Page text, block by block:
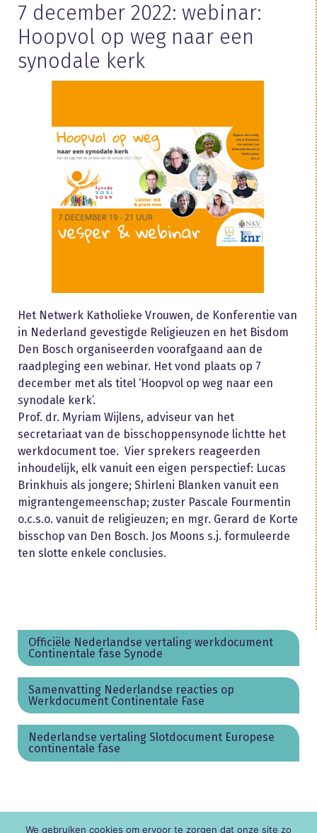
7 december 2022: webinar:
Hoopvol op weg naar een
synodale kerk
Het Netwerk Katholieke Vrouwen, de Konferentie van
in Nederland gevestigde Religieuzen en het Bisdom
Den Bosch organiseerden voorafgaand aan de
raadpleging een webinar. Het vond plaats op 7
december met als titel ‘Hoopvol op weg naar een
synodale kerk’.
Prof. dr. Myriam Wijlens, adviseur van het
secretariaat van de bisschoppensynode lichtte het
werkdocument toe. Vier sprekers reageerden
inhoudelijk, elk vanuit een eigen perspectief: Lucas
Brinkhuis als jongere; Shirleni Blanken vanuit een
migrantengemeenschap; zuster Pascale Fourmentin
o.c.s.o. vanuit de religieuzen; en mgr. Gerard de Korte
bisschop van Den Bosch. Jos Moons s.j. formuleerde
ten slotte enkele conclusies.
Officiële Nederlandse vertaling werkdocument
Continentale fase Synode
Samenvatting Nederlandse reacties op
Werkdocument Continentale Fase
Nederlandse vertaling Slotdocument Europese
continentale fase
We gebruiken cookies om ervoor te zorgen dat onze site zo